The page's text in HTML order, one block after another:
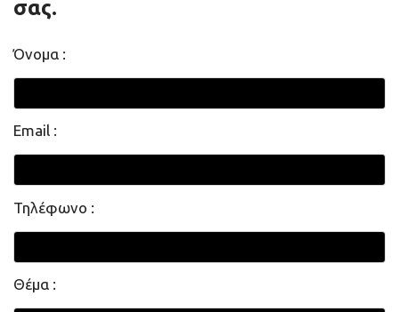
σας.
Όνομα :
Email :
Τηλέφωνο :
Θέμα :